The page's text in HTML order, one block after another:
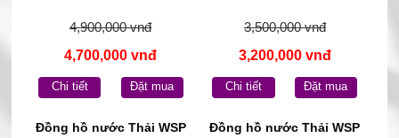
4,900,000 vnđ
4,700,000 vnđ
Chi tiết Đặt mua
3,500,000 vnđ
3,200,000 vnđ
Chi tiết Đặt mua
Đồng hồ nước Thải WSP
Đồng hồ nước Thải WSP